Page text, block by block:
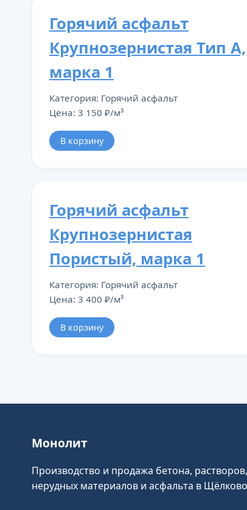
Горячий асфальт
Крупнозернистая Тип А,
марка 1
Категория: Горячий асфальт
Цена: 3 150 ₽/м³
В корзину
Горячий асфальт
Крупнозернистая
Пористый, марка 1
Категория: Горячий асфальт
Цена: 3 400 ₽/м³
В корзину
Монолит
Производство и продажа бетона, растворов,
нерудных материалов и асфальта в